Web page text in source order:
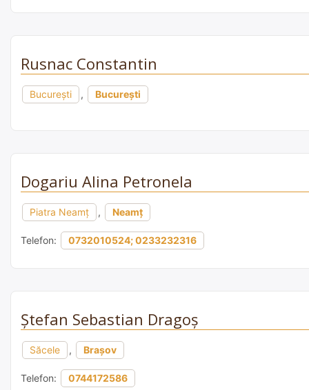
Rusnac Constantin
București , București
Dogariu Alina Petronela
Piatra Neamț , Neamț
Telefon: 0732010524; 0233232316
Ștefan Sebastian Dragoș
Săcele , Brașov
Telefon: 0744172586